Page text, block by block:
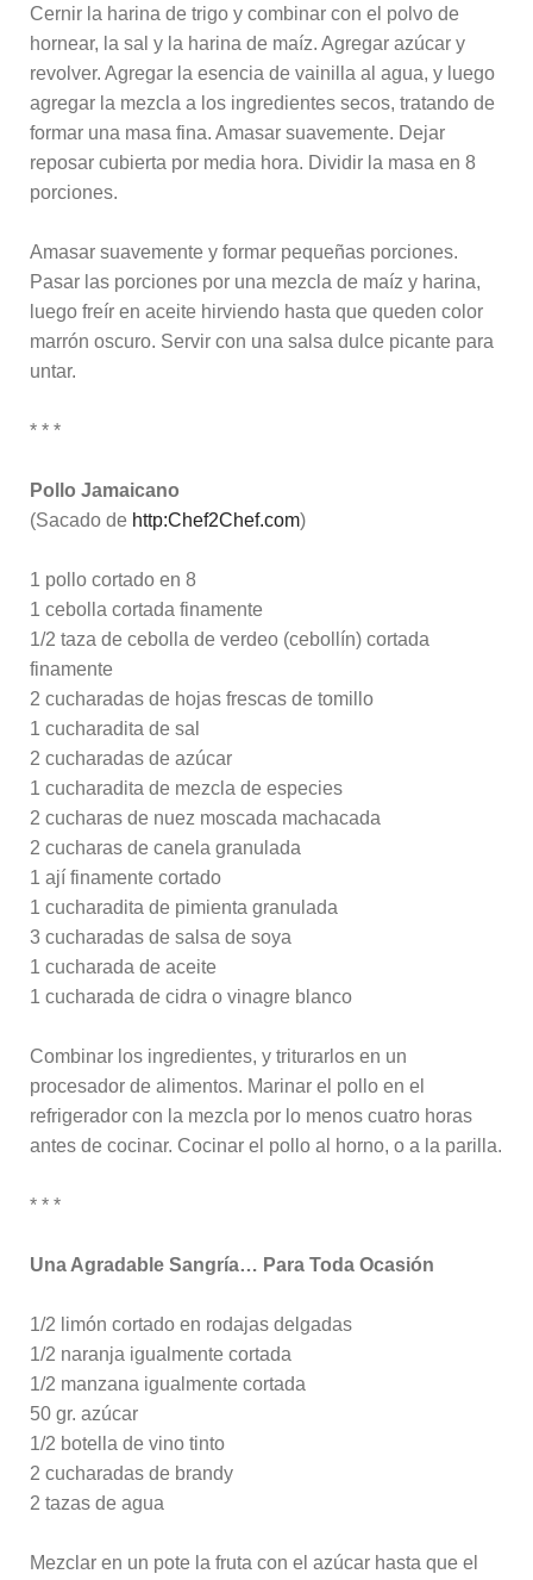
Cernir la harina de trigo y combinar con el polvo de
hornear, la sal y la harina de maíz. Agregar azúcar y
revolver. Agregar la esencia de vainilla al agua, y luego
agregar la mezcla a los ingredientes secos, tratando de
formar una masa fina. Amasar suavemente. Dejar
reposar cubierta por media hora. Dividir la masa en 8
porciones.
Amasar suavemente y formar pequeñas porciones.
Pasar las porciones por una mezcla de maíz y harina,
luego freír en aceite hirviendo hasta que queden color
marrón oscuro. Servir con una salsa dulce picante para
untar.
* * *
Pollo Jamaicano
(Sacado de http:Chef2Chef.com)
1 pollo cortado en 8
1 cebolla cortada finamente
1/2 taza de cebolla de verdeo (cebollín) cortada
finamente
2 cucharadas de hojas frescas de tomillo
1 cucharadita de sal
2 cucharadas de azúcar
1 cucharadita de mezcla de especies
2 cucharas de nuez moscada machacada
2 cucharas de canela granulada
1 ají finamente cortado
1 cucharadita de pimienta granulada
3 cucharadas de salsa de soya
1 cucharada de aceite
1 cucharada de cidra o vinagre blanco
Combinar los ingredientes, y triturarlos en un
procesador de alimentos. Marinar el pollo en el
refrigerador con la mezcla por lo menos cuatro horas
antes de cocinar. Cocinar el pollo al horno, o a la parilla.
* * *
Una Agradable Sangría… Para Toda Ocasión
1/2 limón cortado en rodajas delgadas
1/2 naranja igualmente cortada
1/2 manzana igualmente cortada
50 gr. azúcar
1/2 botella de vino tinto
2 cucharadas de brandy
2 tazas de agua
Mezclar en un pote la fruta con el azúcar hasta que el